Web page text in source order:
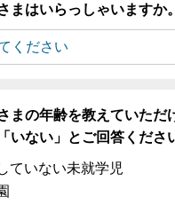
まはいらっしゃいますか。
まの年齢を教えていただ
いない」とご回答くださ
ていない未就学児